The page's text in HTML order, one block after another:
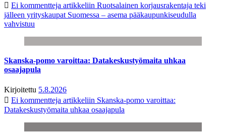
Ei kommentteja artikkeliin Ruotsalainen korjausrakentaja teki
jälleen yrityskaupat Suomessa – asema pääkaupunkiseudulla
vahvistuu
Skanska-pomo varoittaa: Datakeskustyömaita uhkaa
osaajapula
Kirjoitettu 5.8.2026
Ei kommentteja artikkeliin Skanska-pomo varoittaa:
Datakeskustyömaita uhkaa osaajapula